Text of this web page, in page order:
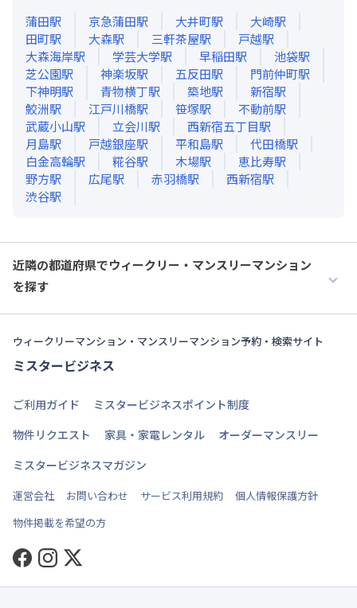
蒲田駅 京急蒲田駅 大井町駅 大崎駅
田町駅 大森駅 三軒茶屋駅 戸越駅
大森海岸駅 学芸大学駅 早稲田駅 池袋駅
芝公園駅 神楽坂駅 五反田駅 門前仲町駅
下神明駅 青物横丁駅 築地駅 新宿駅
鮫洲駅 江戸川橋駅 笹塚駅 不動前駅
武蔵小山駅 立会川駅 西新宿五丁目駅
月島駅 戸越銀座駅 平和島駅 代田橋駅
白金高輪駅 糀谷駅 木場駅 恵比寿駅
野方駅 広尾駅 赤羽橋駅 西新宿駅
渋谷駅
近隣の都道府県でウィークリー・マンスリーマンション
を探す
ウィークリーマンション・マンスリーマンション予約・検索サイト
ミスタービジネス
ご利用ガイド
ミスタービジネスポイント制度
物件リクエスト
家具・家電レンタル
オーダーマンスリー
ミスタービジネスマガジン
運営会社 お問い合わせ サービス利用規約
個人情報保護方針
物件掲載を希望の方
Facebook
Instagram
Twitter